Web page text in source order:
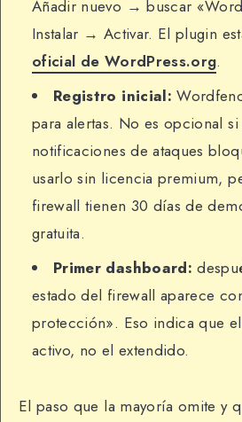
Añadir nuevo → buscar
Instalar → Activar. El plugin
oficial de WordPress.org.
Registro inicial:
para alertas. No es opcional
notificaciones de ataques
usarlo sin licencia premium,
firewall tienen 30 días de
gratuita.
Primer dashboard:
estado del firewall aparece
protección». Eso indica que
activo, no el extendido.
El paso que la mayoría omite y